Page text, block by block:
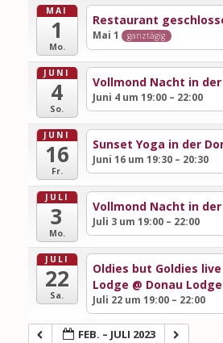
MAI
1
Mo.
Restaurant
Mai 1 ganztägig
JUNI
4
So.
Vollmond Nacht in
Juni 4 um 19:00 – 22:00
JUNI
16
Fr.
Sunset Yoga in der
Juni 16 um 19:30 – 20:30
JULI
3
Mo.
Vollmond Nacht in
Juli 3 um 19:00 – 22:00
JULI
22
Sa.
Oldies but Goldies live
Lodge @ Donau Lodge
Juli 22 um 19:00 – 22:00
FEB. – JULI 2023